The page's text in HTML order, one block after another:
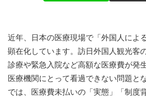
近年、日本の医療現場で「外国人によ
顕在化しています。訪日外国人観光客
診療や緊急入院など高額な医療費が発
医療機関にとって看過できない問題と
では、医療費未払いの「実態」「制度